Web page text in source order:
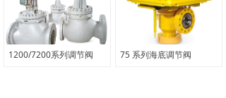
1200/7200系列调节阀 75 系列海底调节阀